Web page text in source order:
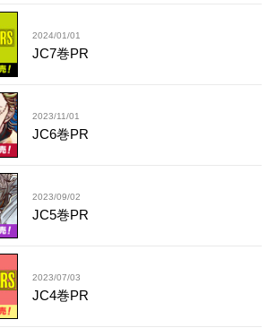
2024/01/01
JC7巻PR
2023/11/01
JC6巻PR
2023/09/02
JC5巻PR
2023/07/03
JC4巻PR